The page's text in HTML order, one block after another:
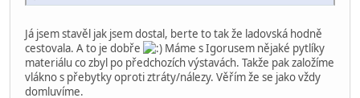
peki
Globální moderátor
#356
22.01.2026, 11:33:24